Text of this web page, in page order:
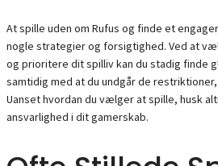
At spille uden om Rufus og finde et
nogle strategier og forsigtighed. Ved at
og prioritere dit spilliv kan du stadig finde
samtidig med at du undgår de
Uanset hvordan du vælger at spille, husk
ansvarlighed i dit gamerskab.